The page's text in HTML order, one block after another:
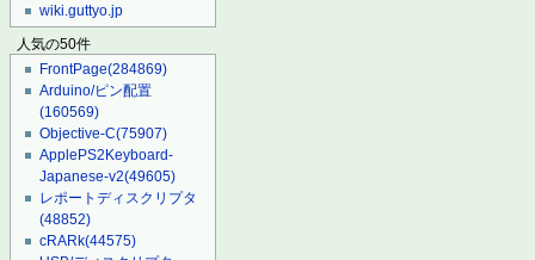
wiki.guttyo.jp
人気の50件
FrontPage(284869)
Arduino/ピン配置
(160569)
Objective-C(75907)
ApplePS2Keyboard-
Japanese-v2(49605)
レポートディスクリプタ
(48852)
cRARk(44575)